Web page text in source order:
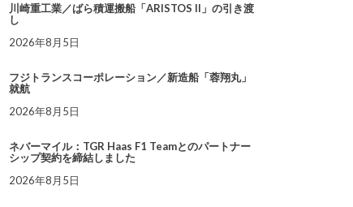
川崎重工業／ばら積運搬船「ARISTOS II」の引き渡
し
2026年8月5日
フジトランスコーポレーション／新造船「蓉翔丸」
就航
2026年8月5日
ネバーマイル：TGR Haas F1 Teamとのパートナー
シップ契約を締結しました
2026年8月5日